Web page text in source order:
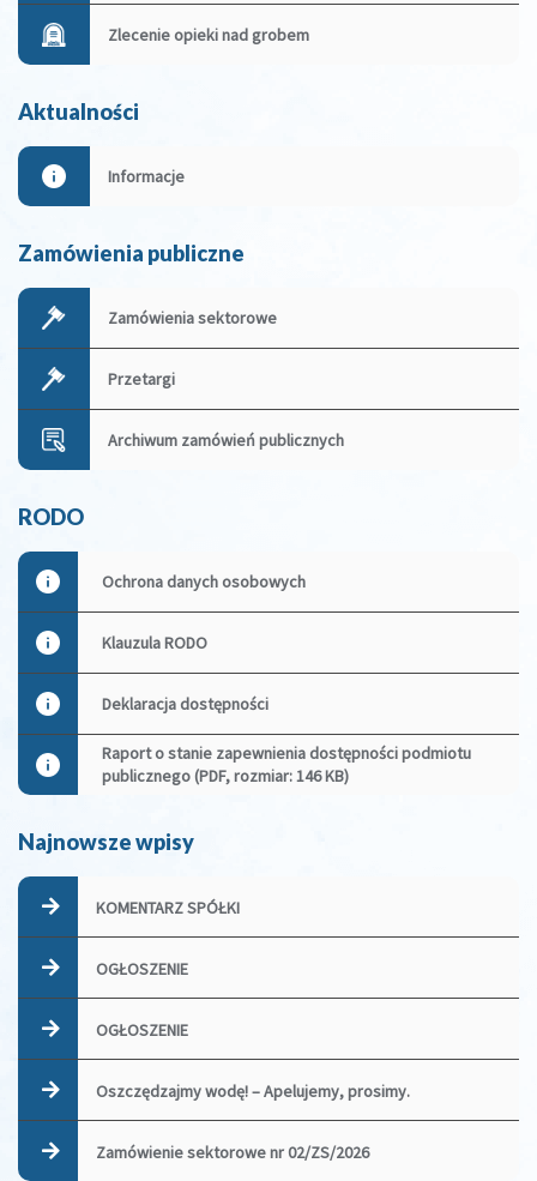
Zlecenie opieki nad grobem
Aktualności
Informacje
Zamówienia publiczne
Zamówienia sektorowe
Przetargi
Archiwum zamówień publicznych
RODO
Ochrona danych osobowych
Klauzula RODO
Deklaracja dostępności
Raport o stanie zapewnienia dostępności podmiotu
publicznego (PDF, rozmiar: 146 KB)
Najnowsze wpisy
KOMENTARZ SPÓŁKI
OGŁOSZENIE
OGŁOSZENIE
Oszczędzajmy wodę! – Apelujemy, prosimy.
Zamówienie sektorowe nr 02/ZS/2026